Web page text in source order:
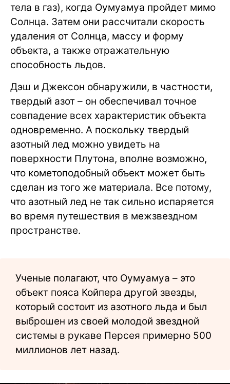
тела в газ), когда Оумуамуа пройдет мимо
Солнца. Затем они рассчитали скорость
удаления от Солнца, массу и форму
объекта, а также отражательную
способность льдов.
Дэш и Джексон обнаружили, в частности,
твердый азот – он обеспечивал точное
совпадение всех характеристик объекта
одновременно. А поскольку твердый
азотный лед можно увидеть на
поверхности Плутона, вполне возможно,
что кометоподобный объект может быть
сделан из того же материала. Все потому,
что азотный лед не так сильно испаряется
во время путешествия в межзвездном
пространстве.
Ученые полагают, что Оумуамуа – это
объект пояса Койпера другой звезды,
который состоит из азотного льда и был
выброшен из своей молодой звездной
системы в рукаве Персея примерно 500
миллионов лет назад.